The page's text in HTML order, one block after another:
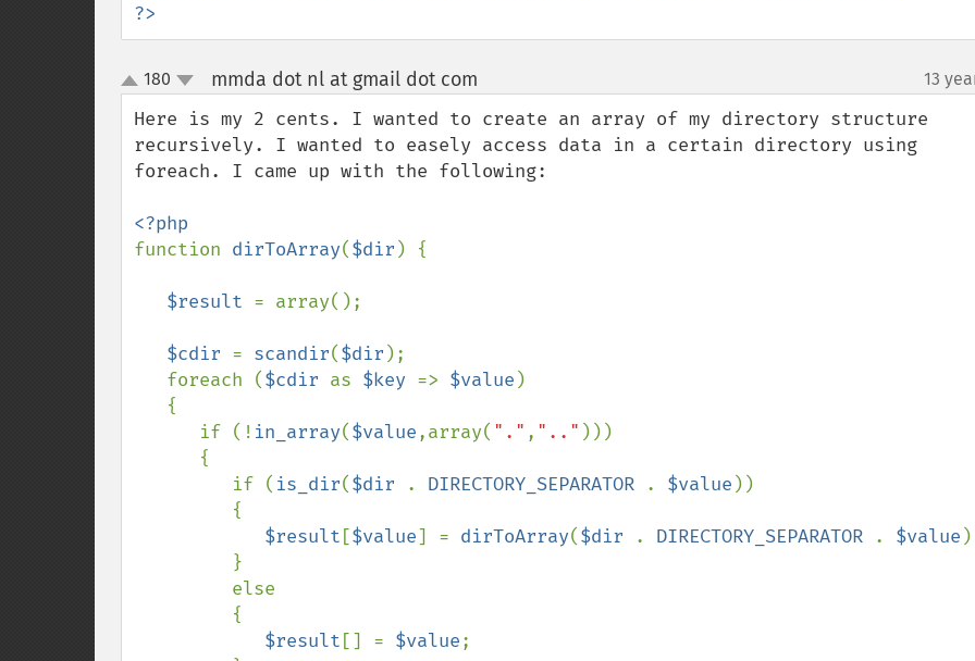
?>
up
down
180 mmda dot nl at gmail dot com 13
Here is my 2 cents. I wanted to create an array of my directory structure
recursively. I wanted to easely access data in a certain directory using
foreach. I came up with the following:
function dirToArray($dir ) {
$result = array();
$cdir = scandir($dir );
   foreach (
$cdir as $key => $value )
      if (!
in_array($value,array( "." , ".." )))
         if (
is_dir($dir . DIRECTORY_SEPARATOR . $value ))
$result [$value] = dirToArray($dir . DIRECTORY_SEPARATOR . $value
$result [] = $value;